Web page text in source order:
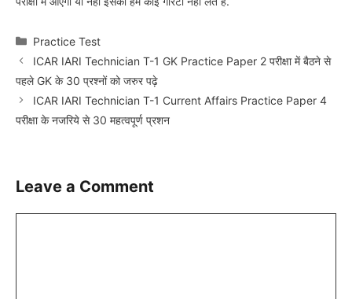
Categories
Practice Test
ICAR IARI Technician T-1 GK Practice Paper 2 परीक्षा में बैठने से
पहले GK के 30 प्रश्नों को जरुर पढ़े
ICAR IARI Technician T-1 Current Affairs Practice Paper 4
परीक्षा के नजरिये से 30 महत्वपूर्ण प्रशन
Leave a Comment